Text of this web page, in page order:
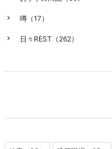
噂（17）
日々REST（262）